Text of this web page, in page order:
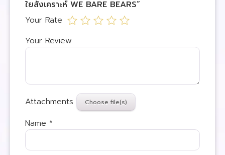
ใยสังเคราะห์ WE BARE BEARS”
Your Rate
Your Review
Attachments
Name *